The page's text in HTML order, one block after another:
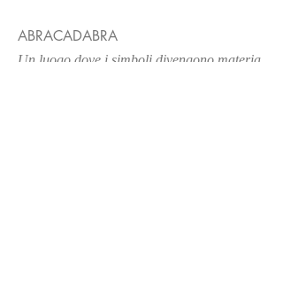
ABRACADABRA
Un luogo dove i simboli divengono materia